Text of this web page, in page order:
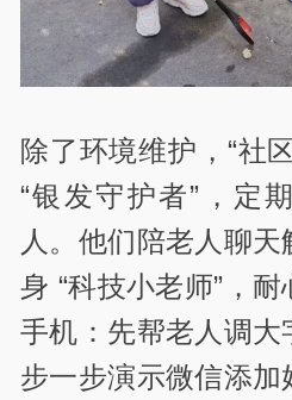
除了环境维护，“社
“银发守护者”，定
人。他们陪老人聊
身 “科技小老师”，
手机：先帮老人调大
步一步演示微信添加